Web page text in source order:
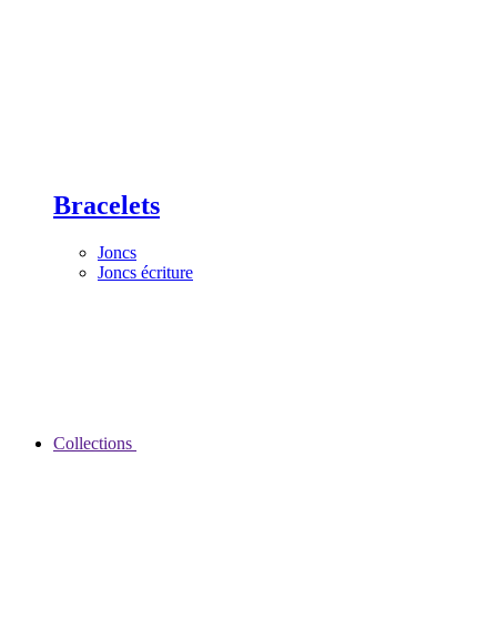
Bracelets
Joncs
Joncs écriture
Collections